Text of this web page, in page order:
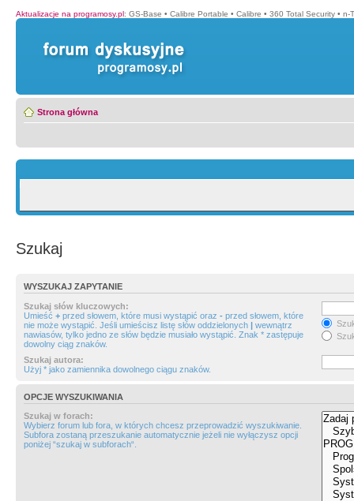
Aktualizacje na programosy.pl: GS-Base • Calibre Portable • Calibre • 360 Total Security • n-
Strona główna
Szukaj
WYSZUKAJ ZAPYTANIE
Szukaj słów kluczowych:
Umieść + przed słowem, które musi wystąpić oraz - przed słowem, które
nie może wystąpić. Jeśli umieścisz listę słów oddzielonych | wewnątrz
nawiasów, tylko jedno ze słów będzie musiało wystąpić. Znak * zastępuje
dowolny ciąg znaków.
Szukaj autora:
Użyj * jako zamiennika dowolnego ciągu znaków.
OPCJE WYSZUKIWANIA
Szukaj w forach:
Wybierz forum lub fora, w których chcesz przeprowadzić wyszukiwanie.
Subfora zostaną przeszukanie automatycznie jeżeli nie wyłączysz opcji
poniżej “szukaj w subforach“.